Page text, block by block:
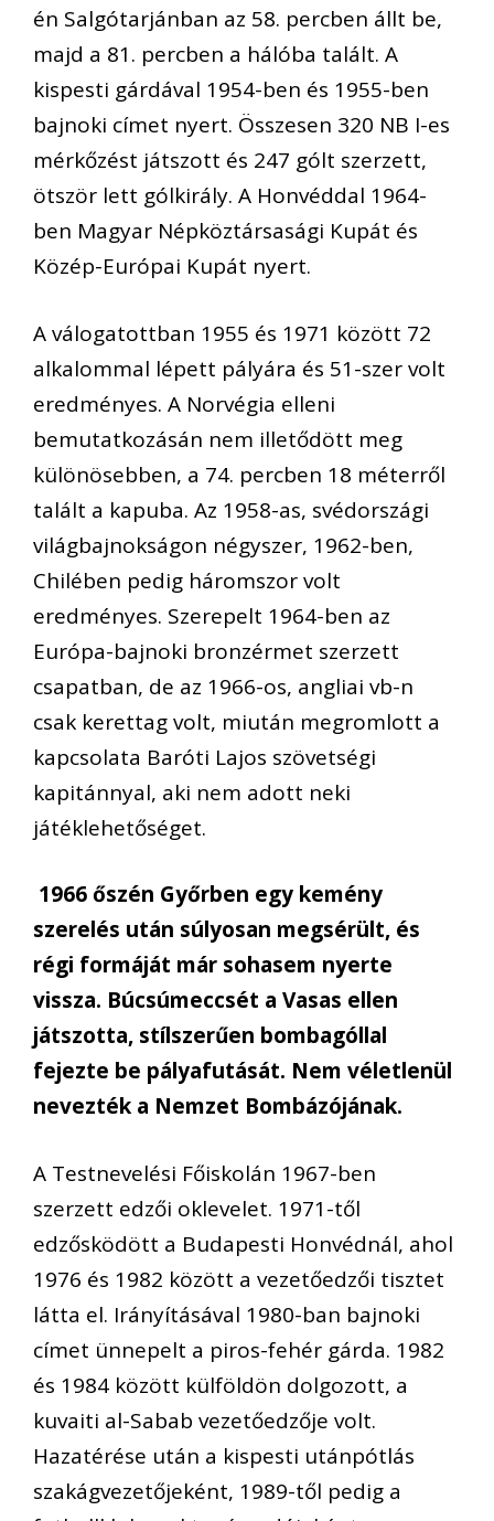
én Salgótarjánban az 58. percben állt be,
majd a 81. percben a hálóba talált. A
kispesti gárdával 1954-ben és 1955-ben
bajnoki címet nyert. Összesen 320 NB I-es
mérkőzést játszott és 247 gólt szerzett,
ötször lett gólkirály. A Honvéddal 1964-
ben Magyar Népköztársasági Kupát és
Közép-Európai Kupát nyert.
A válogatottban 1955 és 1971 között 72
alkalommal lépett pályára és 51-szer volt
eredményes. A Norvégia elleni
bemutatkozásán nem illetődött meg
különösebben, a 74. percben 18 méterről
talált a kapuba. Az 1958-as, svédországi
világbajnokságon négyszer, 1962-ben,
Chilében pedig háromszor volt
eredményes. Szerepelt 1964-ben az
Európa-bajnoki bronzérmet szerzett
csapatban, de az 1966-os, angliai vb-n
csak kerettag volt, miután megromlott a
kapcsolata Baróti Lajos szövetségi
kapitánnyal, aki nem adott neki
játéklehetőséget.
1966 őszén Győrben egy kemény
szerelés után súlyosan megsérült, és
régi formáját már sohasem nyerte
vissza. Búcsúmeccsét a Vasas ellen
játszotta, stílszerűen bombagóllal
fejezte be pályafutását. Nem véletlenül
nevezték a Nemzet Bombázójának.
A Testnevelési Főiskolán 1967-ben
szerzett edzői oklevelet. 1971-től
edzősködött a Budapesti Honvédnál, ahol
1976 és 1982 között a vezetőedzői tisztet
látta el. Irányításával 1980-ban bajnoki
címet ünnepelt a piros-fehér gárda. 1982
és 1984 között külföldön dolgozott, a
kuvaiti al-Sabab vezetőedzője volt.
Hazatérése után a kispesti utánpótlás
szakágvezetőjeként, 1989-től pedig a